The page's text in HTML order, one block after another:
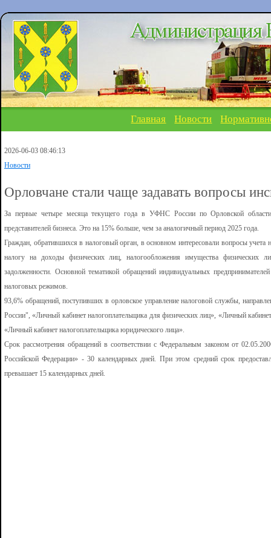
Главная Новости
2026-06-03 08:46:13
Новости
Орловчане стали чаще задавать вопросы
За первые четыре месяца текущего года в УФНС России по Орловской
представителей бизнеса. Это на 15% больше, чем за аналогичный период 2025 года.
Граждан, обратившихся в налоговый орган, в основном интересовали вопросы
налогу на доходы физических лиц, налогообложения имущества физических
задолженности. Основной тематикой обращений индивидуальных
налоговых режимов.
93,6% обращений, поступивших в орловское управление налоговой службы,
России", «Личный кабинет налогоплательщика для физических лиц», «Личный
«Личный кабинет налогоплательщика юридического лица».
Срок рассмотрения обращений в соответствии с Федеральным законом от
Российской Федерации» - 30 календарных дней. При этом средний срок
превышает 15 календарных дней.